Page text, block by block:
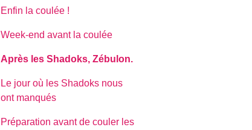
Enfin la coulée !
Week-end avant la coulée
Après les Shadoks, Zébulon.
Le jour où les Shadoks nous
ont manqués
Préparation avant de couler les